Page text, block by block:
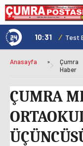
Genç Kültür Kart ile Konya'da Üniversite Yaşamı Daha Avantajlı 10:31 / Test
Anasayfa »
Çumra
Haber
ÇUMRA